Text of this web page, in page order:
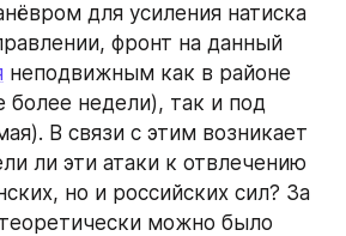
для усиления натиска
фронт на данный
В связи с этим возникает
ли эти атаки к отвлечению
но и российских сил? За
можно было